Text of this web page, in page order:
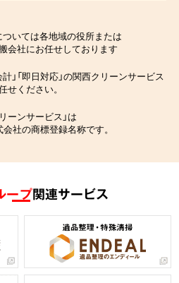
いては各地域の役所または
会社にお任せしております
」「即日対応」の関西クリーンサービス
せください。
ーンサービス」は
社の商標登録名称です。
ープ関連サービス